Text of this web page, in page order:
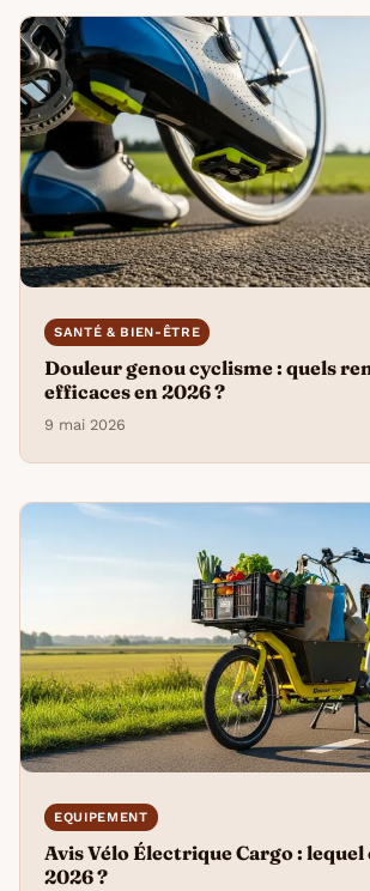
SANTÉ & BIEN-ÊTRE
Douleur genou cyclisme : quels
efficaces en 2026 ?
9 mai 2026
EQUIPEMENT
Avis Vélo Électrique Cargo :
2026 ?